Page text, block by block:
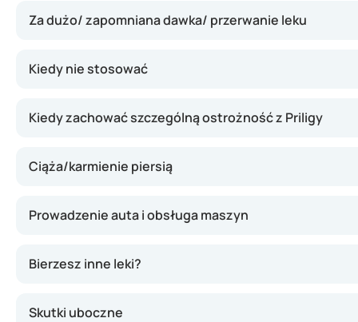
Za dużo/ zapomniana dawka/ przerwanie leku
Kiedy nie stosować
Kiedy zachować szczególną ostrożność z Priligy
Ciąża/karmienie piersią
Prowadzenie auta i obsługa maszyn
Bierzesz inne leki?
Skutki uboczne